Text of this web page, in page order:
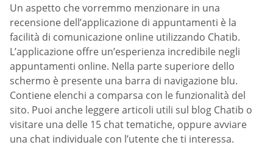
Un aspetto che vorremmo menzionare in una
recensione dell’applicazione di appuntamenti è la
facilità di comunicazione online utilizzando Chatib.
L’applicazione offre un’esperienza incredibile negli
appuntamenti online. Nella parte superiore dello
schermo è presente una barra di navigazione blu.
Contiene elenchi a comparsa con le funzionalità del
sito. Puoi anche leggere articoli utili sul blog Chatib o
visitare una delle 15 chat tematiche, oppure avviare
una chat individuale con l’utente che ti interessa.